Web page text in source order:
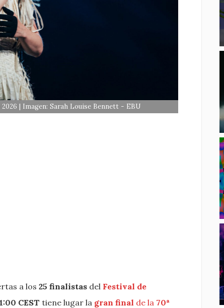
| Imagen: Sarah Louise Bennett - EBU
a los 25 finalistas del Festival de
CEST tiene lugar la gran final de la 70ª